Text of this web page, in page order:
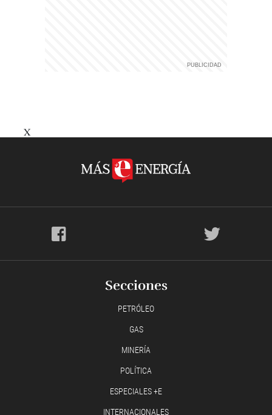
X
Secciones
PETRÓLEO
GAS
MINERÍA
POLÍTICA
ESPECIALES +E
INTERNACIONALES